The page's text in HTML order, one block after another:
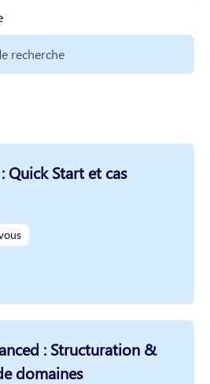
Quick Start et cas
: Structuration &
domaines